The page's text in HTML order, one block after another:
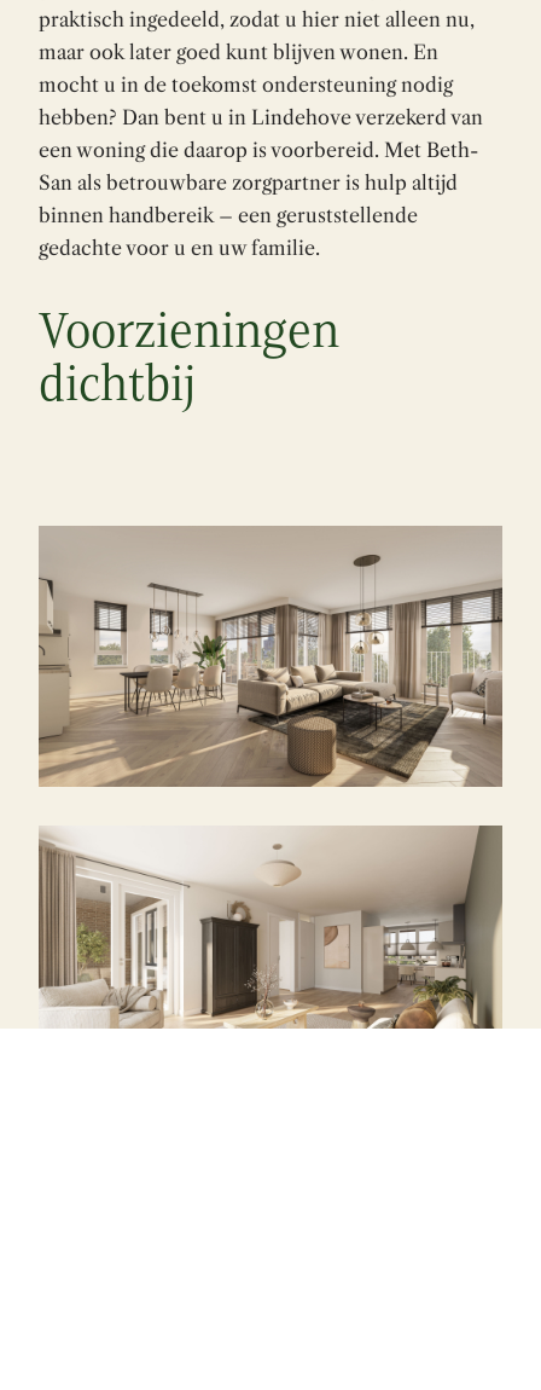
praktisch ingedeeld, zodat u hier niet alleen nu,
maar ook later goed kunt blijven wonen. En
mocht u in de toekomst ondersteuning nodig
hebben? Dan bent u in Lindehove verzekerd van
een woning die daarop is voorbereid. Met Beth-
San als betrouwbare zorgpartner is hulp altijd
binnen handbereik – een geruststellende
gedachte voor u en uw familie.
Voorzieningen
dichtbij